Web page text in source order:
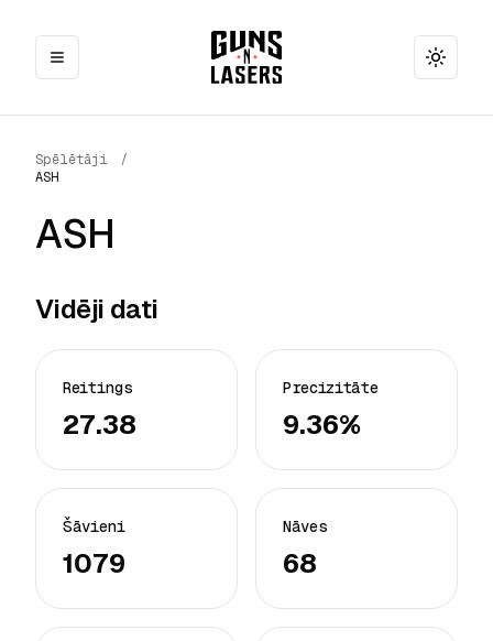
Toggle
Spēlētāji
/
ASH
ASH
Vidēji dati
Reitings
27.38
Precizitāte
9.36%
Šāvieni
1079
Nāves
68